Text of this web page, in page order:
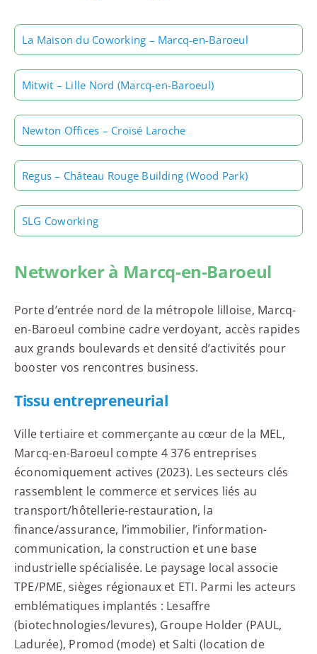
La Maison du Coworking – Marcq-en-Baroeul
Mitwit – Lille Nord (Marcq-en-Baroeul)
Newton Offices – Croisé Laroche
Regus – Château Rouge Building (Wood Park)
SLG Coworking
Networker à Marcq-en-Baroeul
Porte d’entrée nord de la métropole lilloise, Marcq-
en-Baroeul combine cadre verdoyant, accès rapides
aux grands boulevards et densité d’activités pour
booster vos rencontres business.
Tissu entrepreneurial
Ville tertiaire et commerçante au cœur de la MEL,
Marcq-en-Baroeul compte 4 376 entreprises
économiquement actives (2023). Les secteurs clés
rassemblent le commerce et services liés au
transport/hôtellerie-restauration, la
finance/assurance, l’immobilier, l’information-
communication, la construction et une base
industrielle spécialisée. Le paysage local associe
TPE/PME, sièges régionaux et ETI. Parmi les acteurs
emblématiques implantés : Lesaffre
(biotechnologies/levures), Groupe Holder (PAUL,
Ladurée), Promod (mode) et Salti (location de